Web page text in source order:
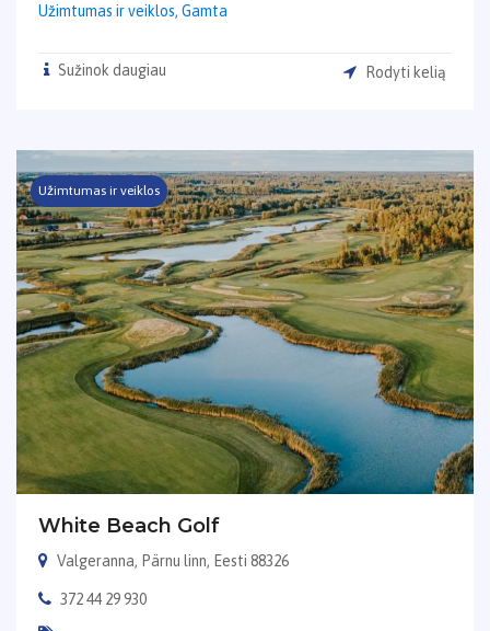
Užimtumas ir veiklos, Gamta
Sužinok daugiau Rodyti kelią
Užimtumas ir veiklos
White Beach Golf
Valgeranna, Pärnu linn, Eesti 88326
372 44 29 930